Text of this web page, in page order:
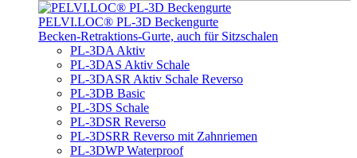
PELVI.LOC® PL-3D Beckengurte
Becken-Retraktions-Gurte, auch für Sitzschalen
PL-3DA Aktiv
PL-3DAS Aktiv Schale
PL-3DASR Aktiv Schale Reverso
PL-3DB Basic
PL-3DS Schale
PL-3DSR Reverso
PL-3DSRR Reverso mit Zahnriemen
PL-3DWP Waterproof